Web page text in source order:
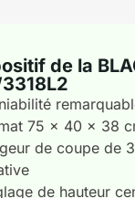
de la
75 x 40 x 38
de coupe de
de hauteur